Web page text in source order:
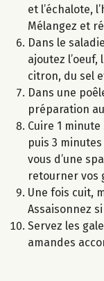
et l’échalote,
Mélangez et
Dans le
ajoutez
citron, du sel
Dans une
préparation
Cuire 1
puis 3
vous d’une
retourner vos
Une fois cuit,
Assaisonnez
Servez les
amandes